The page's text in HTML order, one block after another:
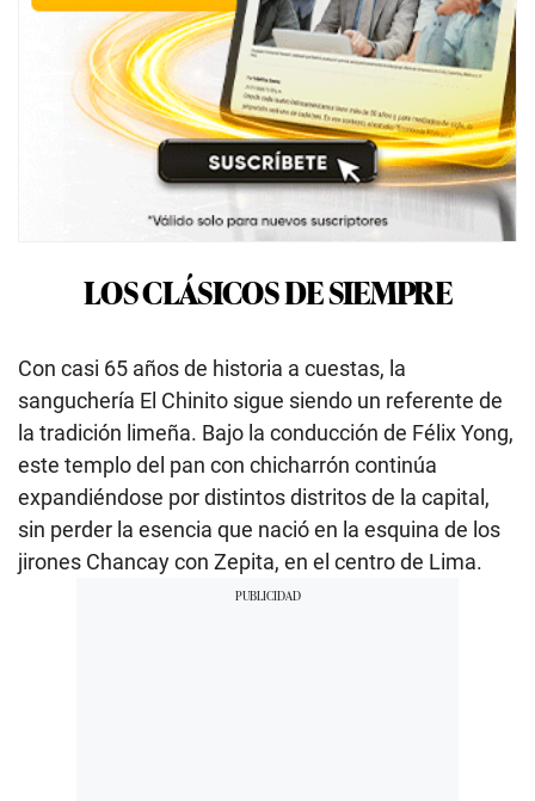
LOS CLÁSICOS DE SIEMPRE
Con casi 65 años de historia a cuestas, la
sanguchería El Chinito sigue siendo un referente de
la tradición limeña. Bajo la conducción de Félix Yong,
este templo del pan con chicharrón continúa
expandiéndose por distintos distritos de la capital,
sin perder la esencia que nació en la esquina de los
jirones Chancay con Zepita, en el centro de Lima.